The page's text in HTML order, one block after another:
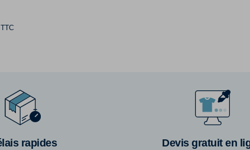
TTC
rapides Devis gratuit en